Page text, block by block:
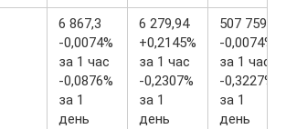
6 867,3
-0,0074%
за 1 час
-0,0876%
за 1
день
6 279,94
+0,2145%
за 1 час
-0,2307%
за 1
день
507 759,3
-0,0074%
за 1 час
-0,3227%
за 1
день